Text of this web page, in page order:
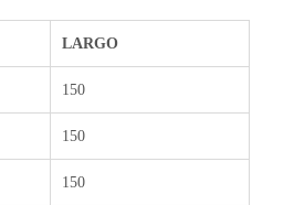
LARGO
150
150
150